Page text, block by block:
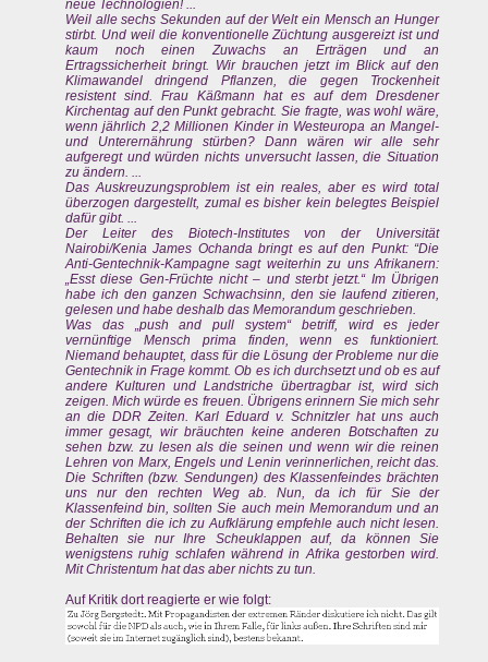
neue Technologien! ...
Weil alle sechs Sekunden auf der Welt ein Mensch an Hunger
stirbt. Und weil die konventionelle Züchtung ausgereizt ist und
kaum noch einen Zuwachs an Erträgen und an
Ertragssicherheit bringt. Wir brauchen jetzt im Blick auf den
Klimawandel dringend Pflanzen, die gegen Trockenheit
resistent sind. Frau Käßmann hat es auf dem Dresdener
Kirchentag auf den Punkt gebracht. Sie fragte, was wohl wäre,
wenn jährlich 2,2 Millionen Kinder in Westeuropa an Mangel-
und Unterernährung stürben? Dann wären wir alle sehr
aufgeregt und würden nichts unversucht lassen, die Situation
zu ändern. ...
Das Auskreuzungsproblem ist ein reales, aber es wird total
überzogen dargestellt, zumal es bisher kein belegtes Beispiel
dafür gibt. ...
Der Leiter des Biotech-Institutes von der Universität
Nairobi/Kenia James Ochanda bringt es auf den Punkt: “Die
Anti-Gentechnik-Kampagne sagt weiterhin zu uns Afrikanern:
„Esst diese Gen-Früchte nicht – und sterbt jetzt.“ Im Übrigen
habe ich den ganzen Schwachsinn, den sie laufend zitieren,
gelesen und habe deshalb das Memorandum geschrieben.
Was das „push and pull system“ betriff, wird es jeder
vernünftige Mensch prima finden, wenn es funktioniert.
Niemand behauptet, dass für die Lösung der Probleme nur die
Gentechnik in Frage kommt. Ob es ich durchsetzt und ob es auf
andere Kulturen und Landstriche übertragbar ist, wird sich
zeigen. Mich würde es freuen. Übrigens erinnern Sie mich sehr
an die DDR Zeiten. Karl Eduard v. Schnitzler hat uns auch
immer gesagt, wir bräuchten keine anderen Botschaften zu
sehen bzw. zu lesen als die seinen und wenn wir die reinen
Lehren von Marx, Engels und Lenin verinnerlichen, reicht das.
Die Schriften (bzw. Sendungen) des Klassenfeindes brächten
uns nur den rechten Weg ab. Nun, da ich für Sie der
Klassenfeind bin, sollten Sie auch mein Memorandum und an
der Schriften die ich zu Aufklärung empfehle auch nicht lesen.
Behalten sie nur Ihre Scheuklappen auf, da können Sie
wenigstens ruhig schlafen während in Afrika gestorben wird.
Mit Christentum hat das aber nichts zu tun.
Auf Kritik dort reagierte er wie folgt: